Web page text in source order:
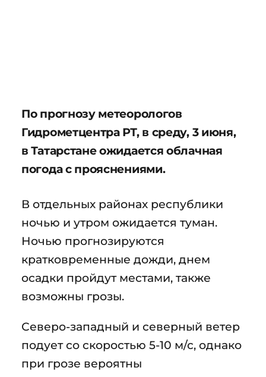
По прогнозу метеорологов
Гидрометцентра РТ, в среду, 3 июня,
в Татарстане ожидается облачная
погода с прояснениями.
В отдельных районах республики
ночью и утром ожидается туман.
Ночью прогнозируются
кратковременные дожди, днем
осадки пройдут местами, также
возможны грозы.
Северо-западный и северный ветер
подует со скоростью 5-10 м/с, однако
при грозе вероятны